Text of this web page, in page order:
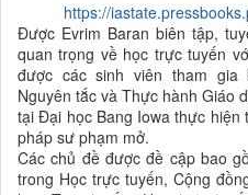
https://
Được Evrim Baran biên tập,
quan trọng về học trực tuyến
được các sinh viên tham gia
Nguyên tắc và Thực hành Giáo
tại Đại học Bang Iowa thực hiện
pháp sư phạm mở.
Các chủ đề được đề cập bao
trong Học trực tuyến, Cộng